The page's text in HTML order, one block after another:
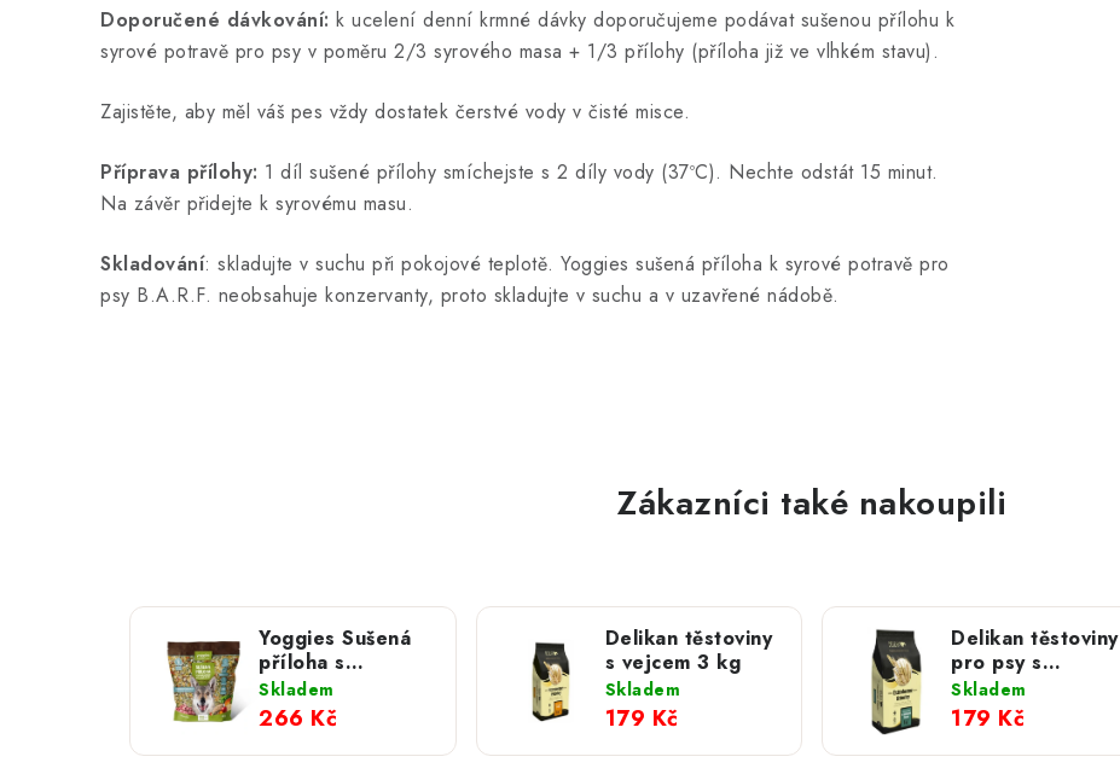
Doporučené dávkování: k ucelení denní krmné dávky doporučujeme podávat sušenou přílohu k
syrové potravě pro psy v poměru 2/3 syrového masa + 1/3 přílohy (příloha již ve vlhkém stavu).
Zajistěte, aby měl váš pes vždy dostatek čerstvé vody v čisté misce.
Příprava přílohy: 1 díl sušené přílohy smíchejste s 2 díly vody (37ºC). Nechte odstát 15 minut.
Na závěr přidejte k syrovému masu.
Skladování: skladujte v suchu při pokojové teplotě. Yoggies sušená příloha k syrové potravě pro
psy B.A.R.F. neobsahuje konzervanty, proto skladujte v suchu a v uzavřené nádobě.
Zákazníci také nakoupili
Yoggies Sušená
příloha s
ovesnými
vločkami k syrové
potravě B.A.R.F.
750 g
Skladem
266 Kč
Delikan těstoviny
s vejcem 3 kg
Skladem
179 Kč
Delikan těstoviny
pro psy s
mořskou řasou 3
kg
Skladem
179 Kč